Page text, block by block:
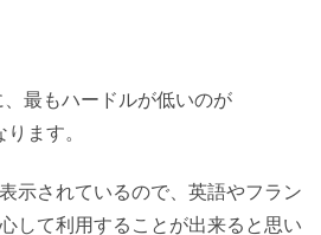
最もハードルが低いのが
ます。
示されているので、英語やフラン
して利用することが出来ると思い